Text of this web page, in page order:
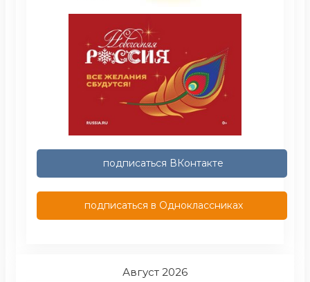
подписаться ВКонтакте
подписаться в Одноклассниках
Август 2026